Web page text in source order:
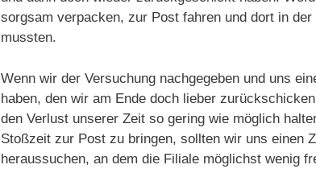
sorgsam verpacken, zur Post fahren und dort in der
mussten.
Wenn wir der Versuchung nachgegeben und uns
haben, den wir am Ende doch lieber
den Verlust unserer Zeit so gering wie möglich
Stoßzeit zur Post zu bringen, sollten wir uns einen
heraussuchen, an dem die Filiale möglichst wenig